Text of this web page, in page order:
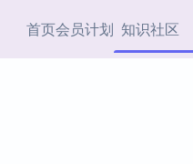
首页会员计划 知识社区